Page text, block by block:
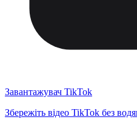
Завантажувач TikTok
Збережіть відео TikTok без